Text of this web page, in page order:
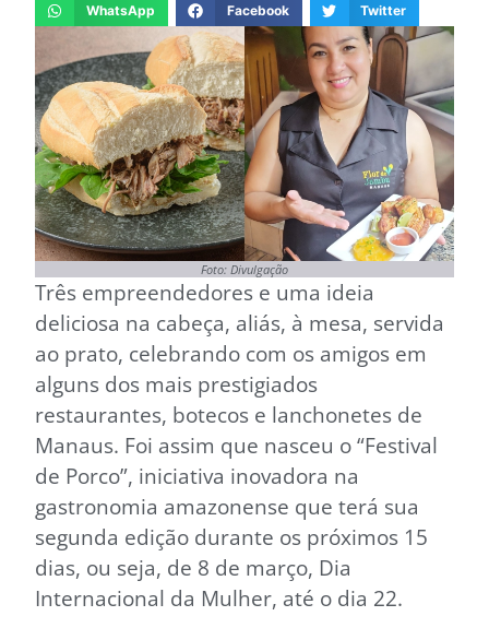
WhatsApp Facebook Twitter
Foto: Divulgação
Três empreendedores e uma ideia
deliciosa na cabeça, aliás, à mesa, servida
ao prato, celebrando com os amigos em
alguns dos mais prestigiados
restaurantes, botecos e lanchonetes de
Manaus. Foi assim que nasceu o “Festival
de Porco”, iniciativa inovadora na
gastronomia amazonense que terá sua
segunda edição durante os próximos 15
dias, ou seja, de 8 de março, Dia
Internacional da Mulher, até o dia 22.